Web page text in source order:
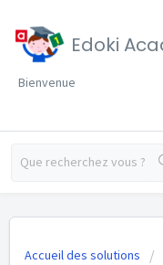
Edoki
Bienvenue
Accueil des solutions